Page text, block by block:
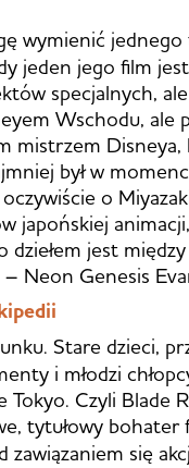
wymienić jednego
jeden jego film
specjalnych,
Wschodu, ale
mistrzem
był w
o
japońskiej
jest
Neon Genesis
Stare dzieci,
i młodzi
Czyli Blade
tytułowy bohater
się